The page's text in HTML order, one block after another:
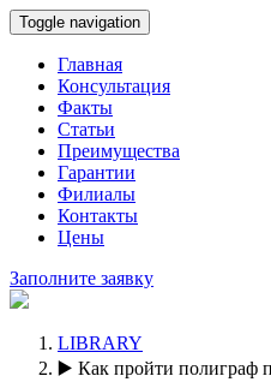
Toggle navigation
Главная
Консультация
Факты
Статьи
Преимущества
Гарантии
Филиалы
Контакты
Цены
Заполните заявку
LIBRARY
▶️ Как пройти полиграф